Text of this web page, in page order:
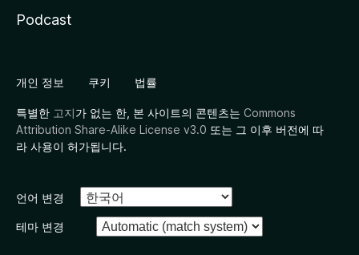
Podcast
개인 정보 쿠키 법률
특별한 고지가 없는 한, 본 사이트의 콘텐츠는 Commons
Attribution Share-Alike License v3.0 또는 그 이후 버전에 따
라 사용이 허가됩니다.
언어 변경
테마 변경